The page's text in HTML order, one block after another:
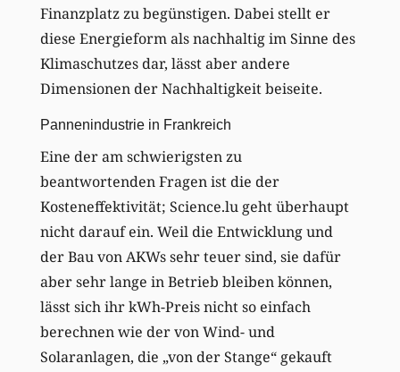
Finanzplatz zu begünstigen. Dabei stellt er
diese Energieform als nachhaltig im Sinne des
Klimaschutzes dar, lässt aber andere
Dimensionen der Nachhaltigkeit beiseite.
Pannenindustrie in Frankreich
Eine der am schwierigsten zu
beantwortenden Fragen ist die der
Kosteneffektivität; Science.lu geht überhaupt
nicht darauf ein. Weil die Entwicklung und
der Bau von AKWs sehr teuer sind, sie dafür
aber sehr lange in Betrieb bleiben können,
lässt sich ihr kWh-Preis nicht so einfach
berechnen wie der von Wind- und
Solaranlagen, die „von der Stange“ gekauft